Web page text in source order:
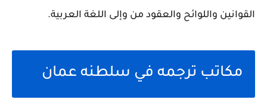
القوانين واللوائح والعقود من وإلى اللغة العربية.
مكاتب ترجمه في سلطنه عمان